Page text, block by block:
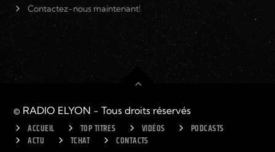
Contactez-nous maintenant!
© RADIO ELYON - Tous droits réservés
ACCUEIL TOP TITRES VIDÉOS
PODCASTS
ACTU
TCHAT CONTACTS